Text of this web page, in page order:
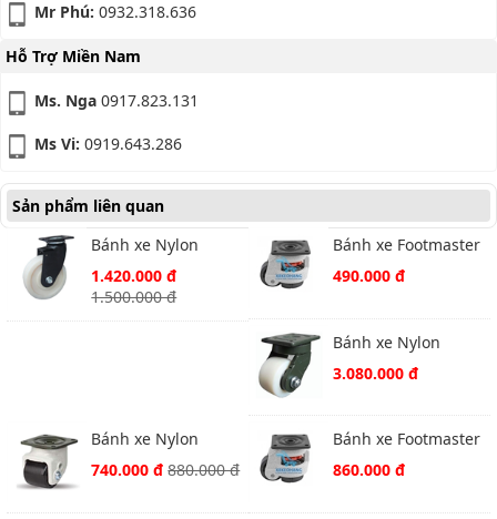
Mr Phú: 0932.318.636
Hỗ Trợ Miền Nam
Ms. Nga 0917.823.131
Ms Vi: 0919.643.286
Sản phẩm liên quan
Bánh xe Nylon
Footmaster PH-100
ASF-MCD xoay
1.420.000 đ
1.500.000 đ
Bánh xe Footmaster
GDN-40F
490.000 đ
Bánh xe Nylon
Footmaster GXT-
3.080.000 đ
Bánh xe Nylon
Footmaster GLH-60-
740.000 đ880.000 đ
Bánh xe Footmaster
GDN-80F
860.000 đ